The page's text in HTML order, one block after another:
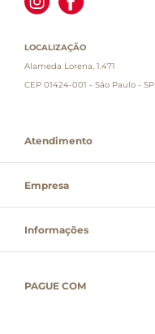
LOCALIZAÇÃO
Alameda Lorena, 1.471
CEP 01424-001 - São Paulo - SP
Atendimento
Empresa
Informações
PAGUE COM